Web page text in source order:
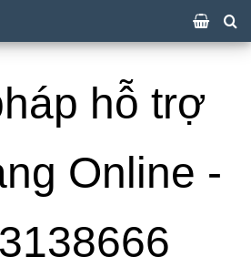
hỗ trợ
Online -